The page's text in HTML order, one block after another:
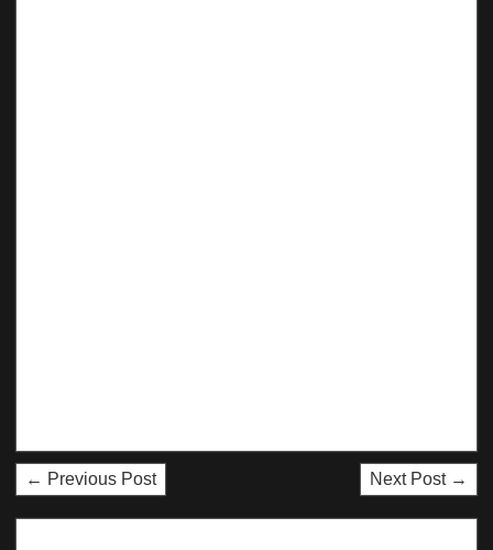
← Previous Post Next Post →